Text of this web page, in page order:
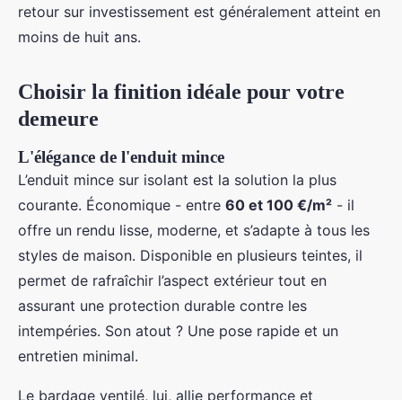
retour sur investissement est généralement atteint en
moins de huit ans.
Choisir la finition idéale pour votre
demeure
L'élégance de l'enduit mince
L’enduit mince sur isolant est la solution la plus
courante. Économique - entre 60 et 100 €/m² - il
offre un rendu lisse, moderne, et s’adapte à tous les
styles de maison. Disponible en plusieurs teintes, il
permet de rafraîchir l’aspect extérieur tout en
assurant une protection durable contre les
intempéries. Son atout ? Une pose rapide et un
entretien minimal.
Le bardage ventilé, lui, allie performance et